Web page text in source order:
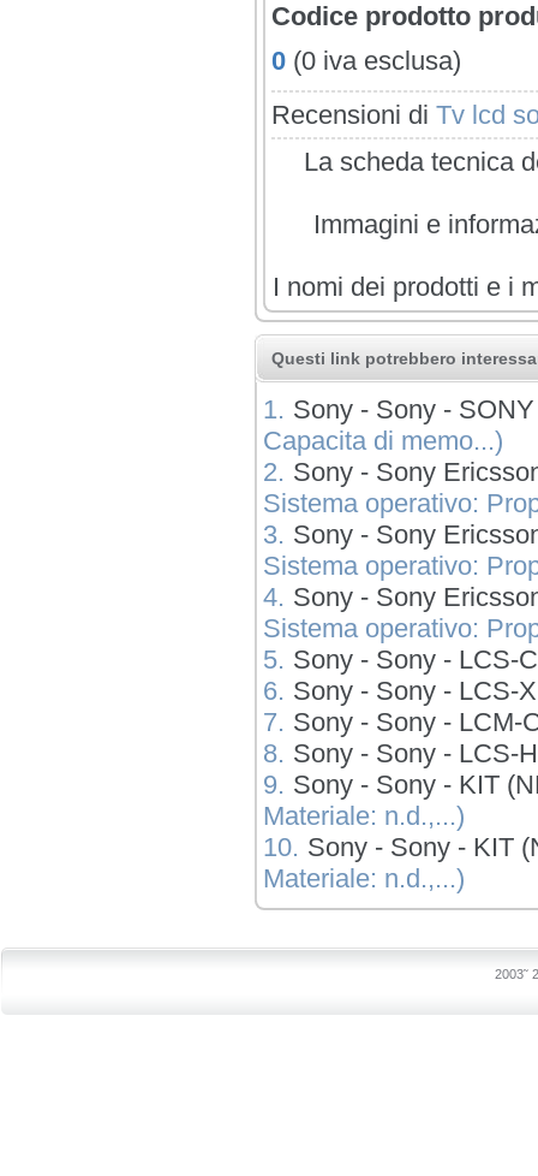
Codice prodotto
0 (0 iva esclusa)
Recensioni di Tv lcd
La scheda tecnica
Immagini e
I nomi dei prodotti e i
Questi link potrebbero
1. Sony - Sony -
Capacita di memo...)
2. Sony - Sony
Sistema operativo:
3. Sony - Sony
Sistema operativo:
4. Sony - Sony
Sistema operativo:
5. Sony - Sony - LCS-
6. Sony - Sony - LCS-
7. Sony - Sony - LCM-
8. Sony - Sony - LCS-
9. Sony - Sony - KIT
Materiale: n.d.,...)
10. Sony - Sony - KIT
Materiale: n.d.,...)
2003˜